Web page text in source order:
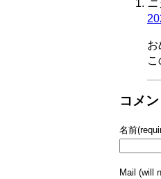
ニ
お
コメ
名前
Mail (will